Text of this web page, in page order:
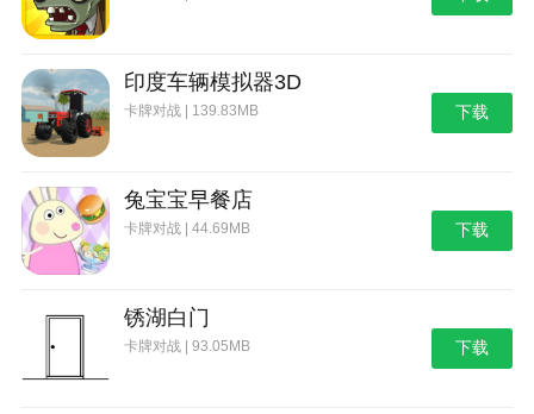
印度车辆模拟器3D
卡牌对战 | 139.83MB 下载
兔宝宝早餐店
卡牌对战 | 44.69MB 下载
锈湖白门
卡牌对战 | 93.05MB 下载